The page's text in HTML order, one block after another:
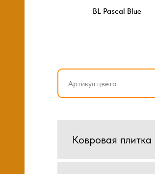
BL Pascal Blue
Ковровая